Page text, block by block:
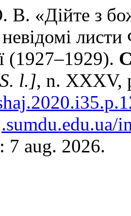
«Дійте з
(1927–1929).
l.], n. XXXV,
7 aug. 2026.